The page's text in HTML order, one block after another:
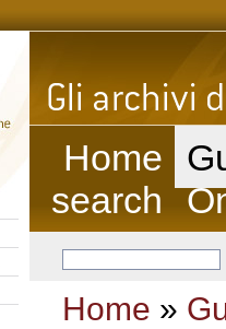
Home
search
Home »